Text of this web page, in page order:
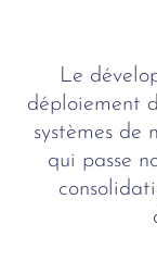
Le
déploiement
systèmes de
qui passe